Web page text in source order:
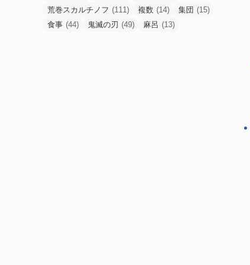
荒巻スカルチノフ (111) 複数 (14) 集団 (15)
食事 (44) 鬼滅の刃 (49) 麻呂 (13)